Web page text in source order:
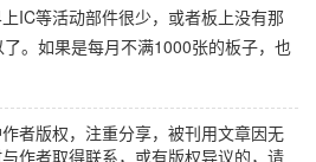
IC等活动部件很少，或者板上没有那
。如果是每月不满1000张的板子，也
者版权，注重分享，被刊用文章因无
作者取得联系，或有版权异议的，请